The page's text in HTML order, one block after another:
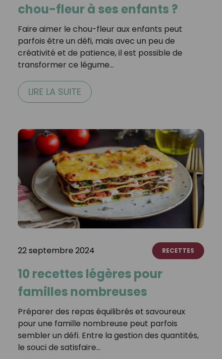
chou-fleur à ses enfants ?
Faire aimer le chou-fleur aux enfants peut
parfois être un défi, mais avec un peu de
créativité et de patience, il est possible de
transformer ce légume…
LIRE LA SUITE
22 septembre 2024 RECETTES
10 recettes légères pour
familles nombreuses
Préparer des repas équilibrés et savoureux
pour une famille nombreuse peut parfois
sembler un défi. Entre la gestion des quantités,
le souci de satisfaire…